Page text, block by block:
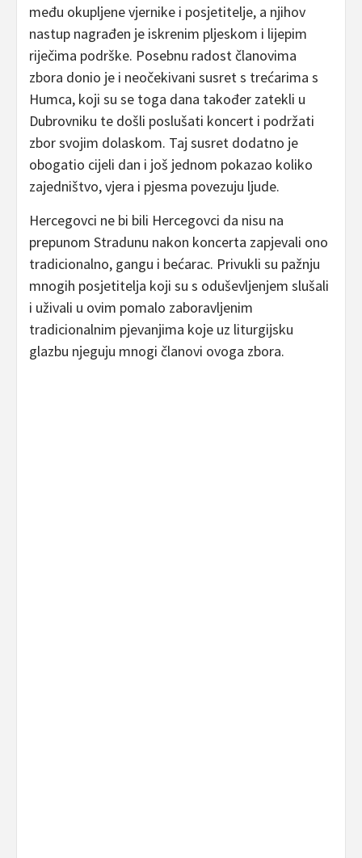
među okupljene vjernike i posjetitelje, a njihov
nastup nagrađen je iskrenim pljeskom i lijepim
riječima podrške. Posebnu radost članovima
zbora donio je i neočekivani susret s trećarima s
Humca, koji su se toga dana također zatekli u
Dubrovniku te došli poslušati koncert i podržati
zbor svojim dolaskom. Taj susret dodatno je
obogatio cijeli dan i još jednom pokazao koliko
zajedništvo, vjera i pjesma povezuju ljude.
Hercegovci ne bi bili Hercegovci da nisu na
prepunom Stradunu nakon koncerta zapjevali ono
tradicionalno, gangu i bećarac. Privukli su pažnju
mnogih posjetitelja koji su s oduševljenjem slušali
i uživali u ovim pomalo zaboravljenim
tradicionalnim pjevanjima koje uz liturgijsku
glazbu njeguju mnogi članovi ovoga zbora.